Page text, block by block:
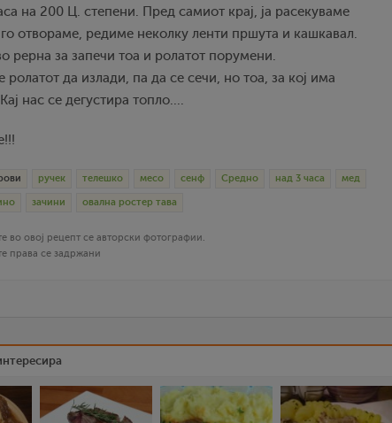
на 200 Ц. степени. Пред самиот крај, ја расекуваме
го отвораме, редиме неколку ленти пршута и кашкавал.
рерна за запечи тоа и ролатот порумени.
ролатот да излади, па да се сечи, но тоа, за кој има
нас се дегустира топло....
ручек телешко месо сенф Средно над 3 часа мед
зачини овална ростер тава
во овој рецепт се авторски фотографии.
права се задржани